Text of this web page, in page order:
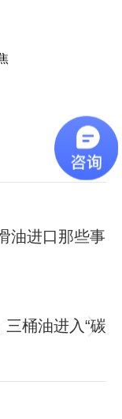
油进口那些事
三桶油进入“碳